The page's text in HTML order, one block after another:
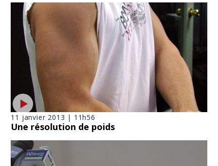
11 janvier 2013 | 11h56
Une résolution de poids